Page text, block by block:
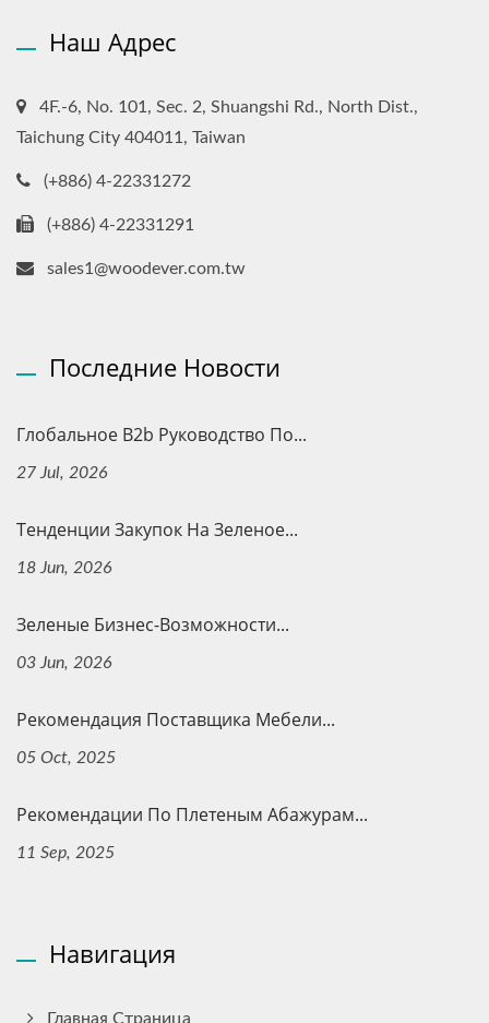
Наш Адрес
4F.-6, No. 101, Sec. 2, Shuangshi Rd., North Dist.,
Taichung City 404011, Taiwan
(+886) 4-22331272
(+886) 4-22331291
sales1@woodever.com.tw
Последние Новости
Глобальное B2b Руководство По...
27 Jul, 2026
Тенденции Закупок На Зеленое...
18 Jun, 2026
Зеленые Бизнес-Возможности...
03 Jun, 2026
Рекомендация Поставщика Мебели...
05 Oct, 2025
Рекомендации По Плетеным Абажурам...
11 Sep, 2025
Навигация
Главная Страница